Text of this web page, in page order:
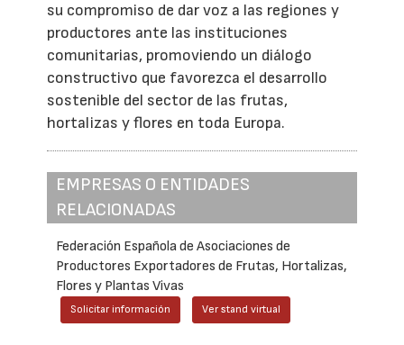
su compromiso de dar voz a las regiones y
productores ante las instituciones
comunitarias, promoviendo un diálogo
constructivo que favorezca el desarrollo
sostenible del sector de las frutas,
hortalizas y flores en toda Europa.
EMPRESAS O ENTIDADES
RELACIONADAS
Federación Española de Asociaciones de
Productores Exportadores de Frutas, Hortalizas,
Flores y Plantas Vivas
Solicitar información Ver stand virtual